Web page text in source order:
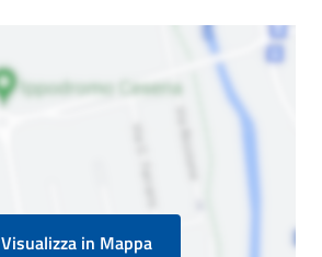
Visualizza in Mappa